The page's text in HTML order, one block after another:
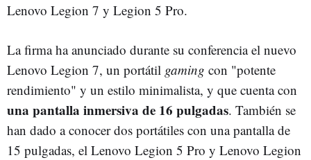
Lenovo Legion 7 y Legion 5 Pro.
La firma ha anunciado durante su conferencia el nuevo
Lenovo Legion 7, un portátil gaming con "potente
rendimiento" y un estilo minimalista, y que cuenta con
una pantalla inmersiva de 16 pulgadas. También se
han dado a conocer dos portátiles con una pantalla de
15 pulgadas, el Lenovo Legion 5 Pro y Lenovo Legion